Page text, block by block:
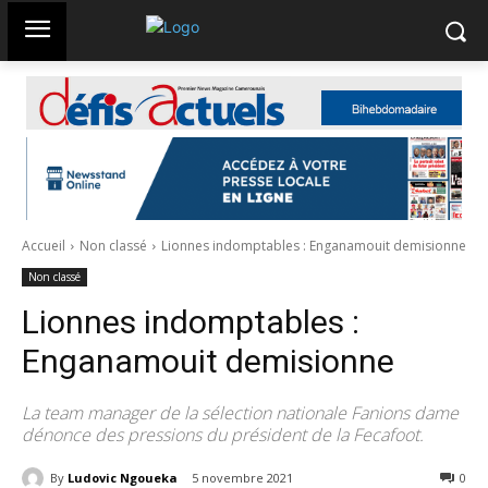
Accueil Non classé Lionnes indomptables : Enganamouit demisionne
Non classé
Lionnes indomptables :
Enganamouit demisionne
La team manager de la sélection nationale Fanions dame
dénonce des pressions du président de la Fecafoot.
By Ludovic Ngoueka 5 novembre 2021 0